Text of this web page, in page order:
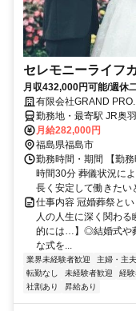
セレモニーライフ
月収432,000円可能/週休
員/昇給あり/賞与年2回あり
有限会社GRAND PRO.
勤務地・最寄駅 JR奥
月給282,000円
福島県福島市
勤務時間・期間 【勤
時間30分 葬儀状況に
長く安定して働きたい
仕事内容 冠婚葬祭と
人の人生に深く関わ
的には…】◎結婚式や
な式を...
業界未経験者歓迎 主婦・主
転勤なし
未経験者歓迎 経
社割あり
昇給あり